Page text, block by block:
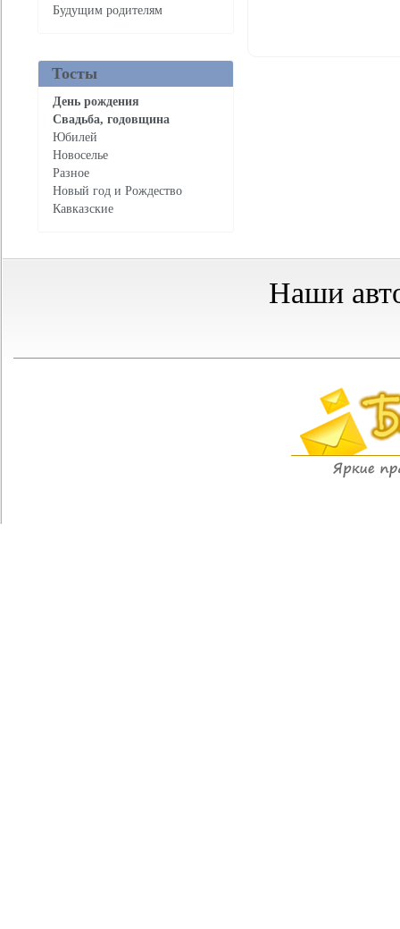
Будущим родителям
Тосты
День рождения
Свадьба, годовщина
Юбилей
Новоселье
Разное
Новый год и Рождество
Кавказские
Наши